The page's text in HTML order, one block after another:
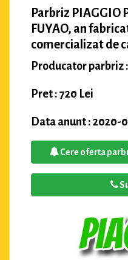
Parbriz PIAGGIO
FUYAO, an
comercializat de
Producator parbriz
Pret : 720 Lei
Data anunt : 2020-
Cere oferta